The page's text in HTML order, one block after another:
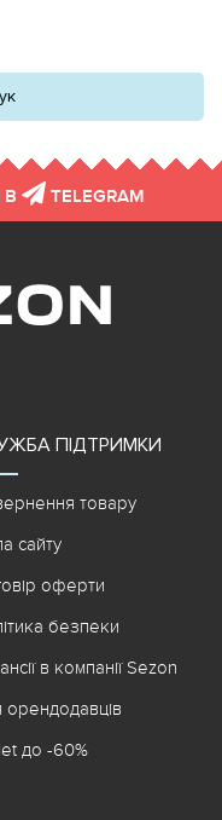
TELEGRAM
ПІДТРИМКИ
товару
сайту
оферти
безпеки
в компанії Sezon
орендодавців
до -60%